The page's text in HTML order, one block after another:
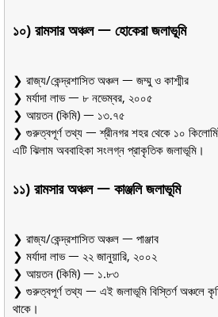
১০) রামসার অঞ্চল ᅳ হোকেরা জলাভূমি
❯ রাজ্য/কেন্দ্রশাসিত অঞ্চল ᅳ জম্মু ও কাশ্মীর
❯ মর্যাদা লাভ ᅳ ৮ নভেম্বর, ২০০৫
❯ আয়তন (কিমি) ᅳ ১৩.৭৫
❯ গুরুত্বপূর্ণ তথ্য ᅳ শ্রীনগর শহর থেকে ১০
এটি ঝিলাম অববাহিকা সংলগ্ন প্রাকৃতিক জলাভূমি।
১১) রামসার অঞ্চল ᅳ কাঞ্জলি জলাভূমি
❯ রাজ্য/কেন্দ্রশাসিত অঞ্চল ᅳ পাঞ্জাব
❯ মর্যাদা লাভ ᅳ ২২ জানুয়ারি, ২০০২
❯ আয়তন (কিমি) ᅳ ১.৮৩
❯ গুরুত্বপূর্ণ তথ্য ᅳ এই জলাভূমি বিস্তির্ণ অঞ্চলে
থাকে।